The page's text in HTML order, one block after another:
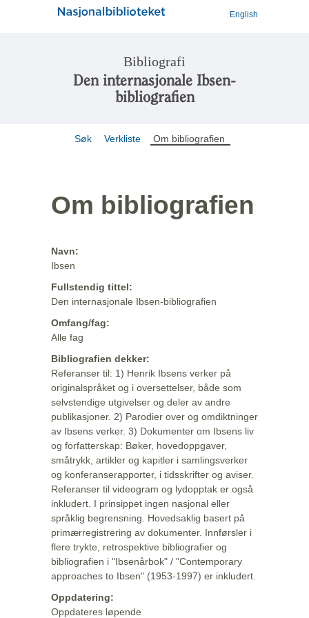
English
Bibliografi
Den internasjonale Ibsen-
bibliografien
Søk Verkliste Om bibliografien
Om bibliografien
Navn:
Ibsen
Fullstendig tittel:
Den internasjonale Ibsen-bibliografien
Omfang/fag:
Alle fag
Bibliografien dekker:
Referanser til: 1) Henrik Ibsens verker på
originalspråket og i oversettelser, både som
selvstendige utgivelser og deler av andre
publikasjoner. 2) Parodier over og omdiktninger
av Ibsens verker. 3) Dokumenter om Ibsens liv
og forfatterskap: Bøker, hovedoppgaver,
småtrykk, artikler og kapitler i samlingsverker
og konferanserapporter, i tidsskrifter og aviser.
Referanser til videogram og lydopptak er også
inkludert. I prinsippet ingen nasjonal eller
språklig begrensning. Hovedsaklig basert på
primærregistrering av dokumenter. Innførsler i
flere trykte, retrospektive bibliografier og
bibliografien i "Ibsenårbok" / "Contemporary
approaches to Ibsen" (1953-1997) er inkludert.
Oppdatering:
Oppdateres løpende